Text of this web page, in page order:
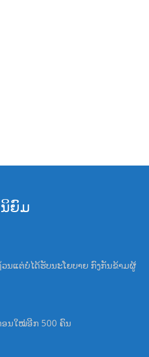
ຍົມ
ນແຕ່ບໍ່ໄດ້ຮັບນະໂຍບາຍ ກົງກັນຂ້າມຜູ້
ນໃໝ່ອີກ 500 ຄົນ